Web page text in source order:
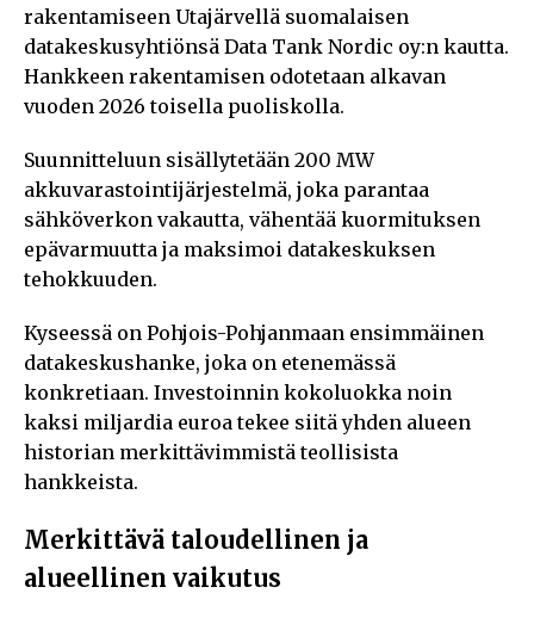
rakentamiseen Utajärvellä suomalaisen
datakeskusyhtiönsä Data Tank Nordic oy:n kautta.
Hankkeen rakentamisen odotetaan alkavan
vuoden 2026 toisella puoliskolla.
Suunnitteluun sisällytetään 200 MW
akkuvarastointijärjestelmä, joka parantaa
sähköverkon vakautta, vähentää kuormituksen
epävarmuutta ja maksimoi datakeskuksen
tehokkuuden.
Kyseessä on Pohjois-Pohjanmaan ensimmäinen
datakeskushanke, joka on etenemässä
konkretiaan. Investoinnin kokoluokka noin
kaksi miljardia euroa tekee siitä yhden alueen
historian merkittävimmistä teollisista
hankkeista.
Merkittävä taloudellinen ja
alueellinen vaikutus